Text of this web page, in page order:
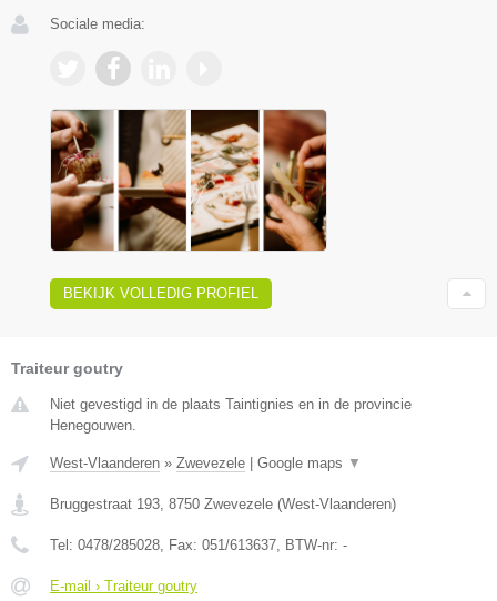
Sociale media:
BEKIJK VOLLEDIG PROFIEL
Traiteur goutry
Niet gevestigd in de plaats Taintignies en in de provincie
Henegouwen.
West-Vlaanderen » Zwevezele | Google maps ▼
Bruggestraat 193 8750 Zwevezele (West-Vlaanderen)
Tel: 0478/285028 , Fax: 051/613637 , BTW-nr: -
E-mail › Traiteur goutry